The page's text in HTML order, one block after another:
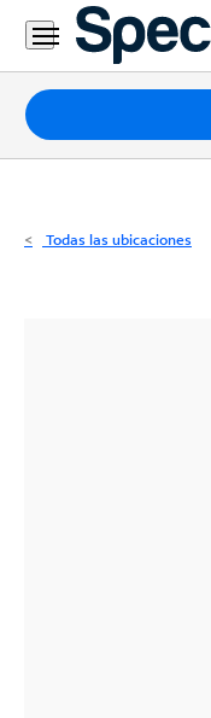
Residencial
Business
Paquetes
Internet
Todas las ubicaciones